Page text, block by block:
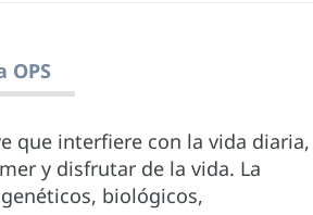
OPS
que interfiere con la vida diaria,
y disfrutar de la vida. La
biológicos,